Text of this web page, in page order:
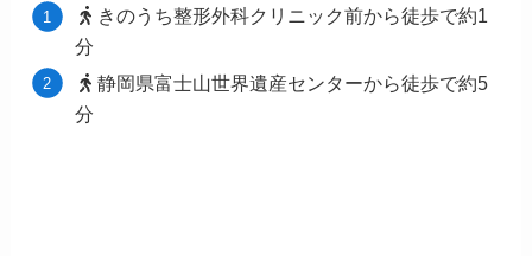
きのうち整形外科クリニック前から徒歩で約1
分
静岡県富士山世界遺産センターから徒歩で約5
分